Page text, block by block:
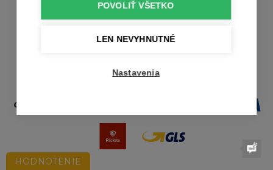
POVOLIŤ VŠETKO
LEN NEVYHNUTNÉ
Nastavenia
Profiszakacs.hu
HODNOTENIE